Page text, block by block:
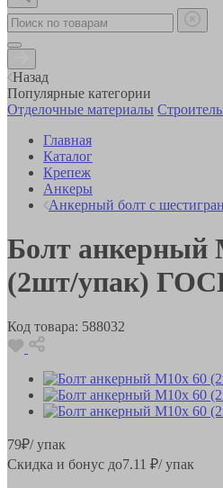
Назад
Популярные категории
Отделочные материалы
Главная
Каталог
Крепеж
Анкеры
Анкерный болт с
Болт анкерный
(2шт/упак)
Код товара: 588032
79₽/ упак
Скидка и бонус до7.11 ₽/ упак